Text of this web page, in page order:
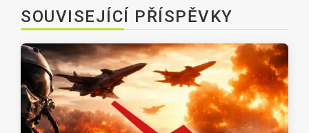
SOUVISEJÍCÍ PŘÍSPĚVKY